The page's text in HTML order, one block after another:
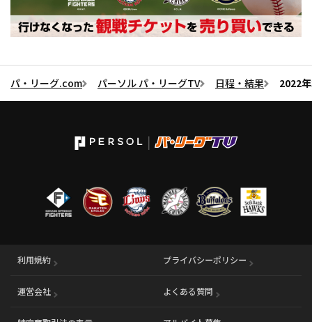
パ・リーグ.com パーソル パ・リーグTV 日程・結果 2022
利用規約 プライバシーポリシー
運営会社 （別ウィンドウで開く） よくある質問